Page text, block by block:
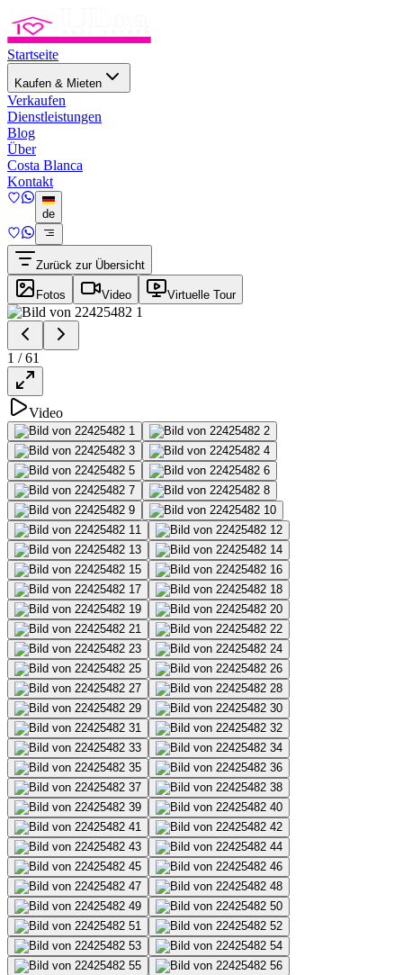
Startseite
Kaufen & Mieten
Verkaufen
Dienstleistungen
Blog
Über
Costa Blanca
Kontakt
de
Zurück zur Übersicht
Fotos Video Virtuelle Tour
1 /61
Video